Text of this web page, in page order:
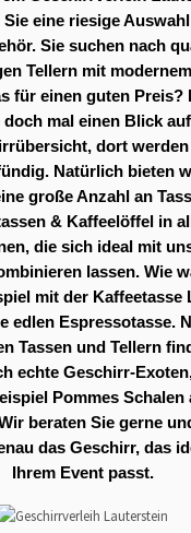
Sie eine riesige
Sie suchen nach
Tellern mit
für einen guten Preis?
doch mal einen Blick
dort werden
Natürlich bieten
große Anzahl an
& Kaffeelöffel in
die sich ideal mit
lassen. Wie
mit der Kaffeetasse
edlen Espressotasse.
Tassen und Tellern
echte Geschirr-
Pommes Schalen
beraten Sie gerne
das Geschirr, das
Ihrem Event passt.